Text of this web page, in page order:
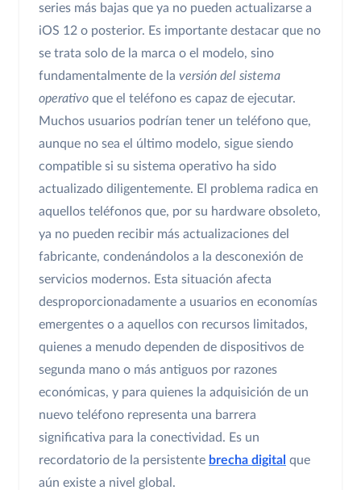
series más bajas que ya no pueden actualizarse a
iOS 12 o posterior. Es importante destacar que no
se trata solo de la marca o el modelo, sino
fundamentalmente de la versión del sistema
operativo que el teléfono es capaz de ejecutar.
Muchos usuarios podrían tener un teléfono que,
aunque no sea el último modelo, sigue siendo
compatible si su sistema operativo ha sido
actualizado diligentemente. El problema radica en
aquellos teléfonos que, por su hardware obsoleto,
ya no pueden recibir más actualizaciones del
fabricante, condenándolos a la desconexión de
servicios modernos. Esta situación afecta
desproporcionadamente a usuarios en economías
emergentes o a aquellos con recursos limitados,
quienes a menudo dependen de dispositivos de
segunda mano o más antiguos por razones
económicas, y para quienes la adquisición de un
nuevo teléfono representa una barrera
significativa para la conectividad. Es un
recordatorio de la persistente brecha digital que
aún existe a nivel global.